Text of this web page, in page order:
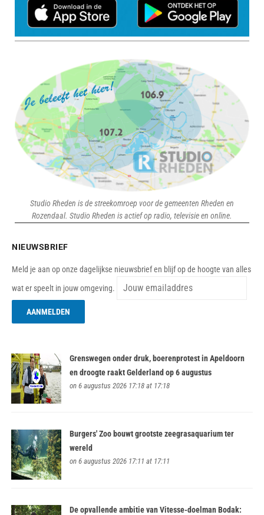
Studio Rheden is de streekomroep voor de gemeenten Rheden en
Rozendaal. Studio Rheden is actief op radio, televisie en online.
NIEUWSBRIEF
Meld je aan op onze dagelijkse nieuwsbrief en blijf op de hoogte van alles
wat er speelt in jouw omgeving.
Grenswegen onder druk, boerenprotest in Apeldoorn
en droogte raakt Gelderland op 6 augustus
on 6 augustus 2026 17:18 at 17:18
Burgers' Zoo bouwt grootste zeegrasaquarium ter
wereld
on 6 augustus 2026 17:11 at 17:11
De opvallende ambitie van Vitesse-doelman Bodak: